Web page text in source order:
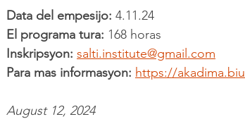
Data del empesijo: 4.11.24
El programa tura: 168 horas
Inskripsyon: salti.institute@gmail.com
Para mas informasyon: https://
August 12, 2024